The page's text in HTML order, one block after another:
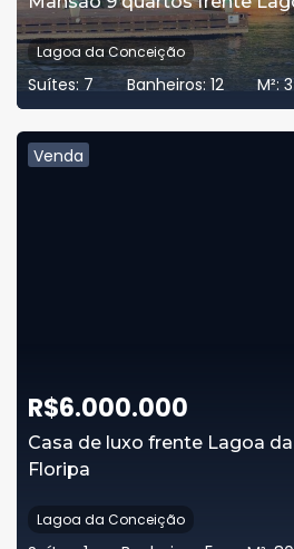
Lagoa da Conceição
Suítes: 7 Banheiros: 12 M²:
Venda
R$6.000.000
Casa de luxo frente Lagoa
Floripa
Lagoa da Conceição